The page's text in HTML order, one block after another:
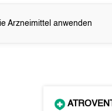
Arzneimittel anwenden